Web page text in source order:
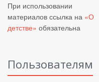
При использовании
материалов ссылка на «О
детстве» обязательна
Пользователям